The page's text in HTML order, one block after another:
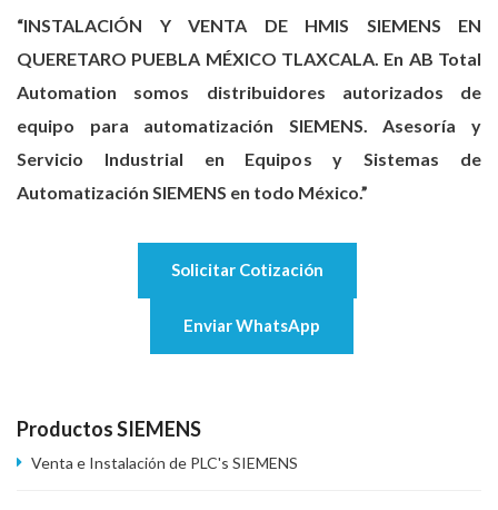
“INSTALACIÓN Y VENTA DE HMIS SIEMENS EN
QUERETARO PUEBLA MÉXICO TLAXCALA. En AB Total
Automation somos distribuidores autorizados de
equipo para automatización SIEMENS. Asesoría y
Servicio Industrial en Equipos y Sistemas de
Automatización SIEMENS en todo México.”
Solicitar Cotización
Enviar WhatsApp
Productos SIEMENS
Venta e Instalación de PLC's SIEMENS